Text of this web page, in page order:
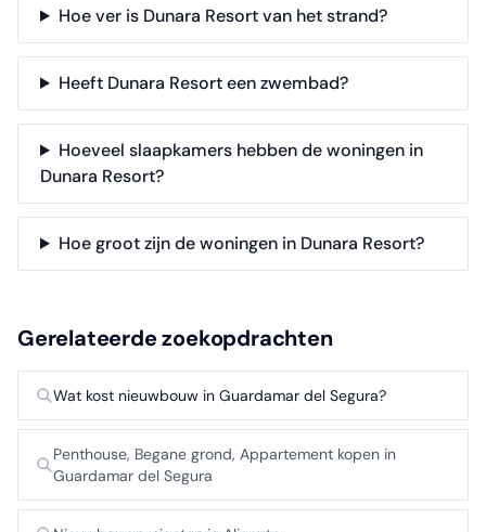
Hoe ver is Dunara Resort van het strand?
Heeft Dunara Resort een zwembad?
Hoeveel slaapkamers hebben de woningen in
Dunara Resort?
Hoe groot zijn de woningen in Dunara Resort?
Gerelateerde zoekopdrachten
Wat kost nieuwbouw in Guardamar del Segura?
Penthouse, Begane grond, Appartement kopen in
Guardamar del Segura